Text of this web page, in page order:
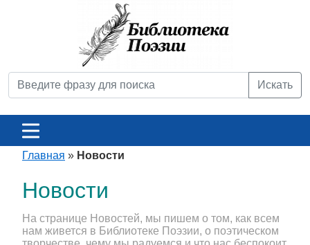
Искать
Главная » Новости
Новости
На странице Новостей, мы пишем о том, как всем
нам живется в Библиотеке Поэзии, о поэтическом